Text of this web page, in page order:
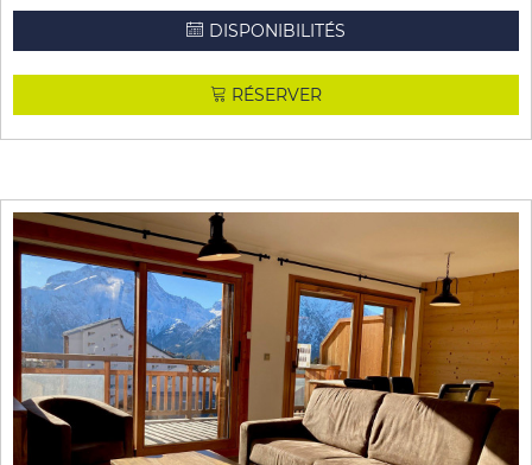
DISPONIBILITÉS
RÉSERVER